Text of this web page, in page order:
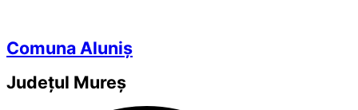
Comuna Aluniș
Județul Mureș